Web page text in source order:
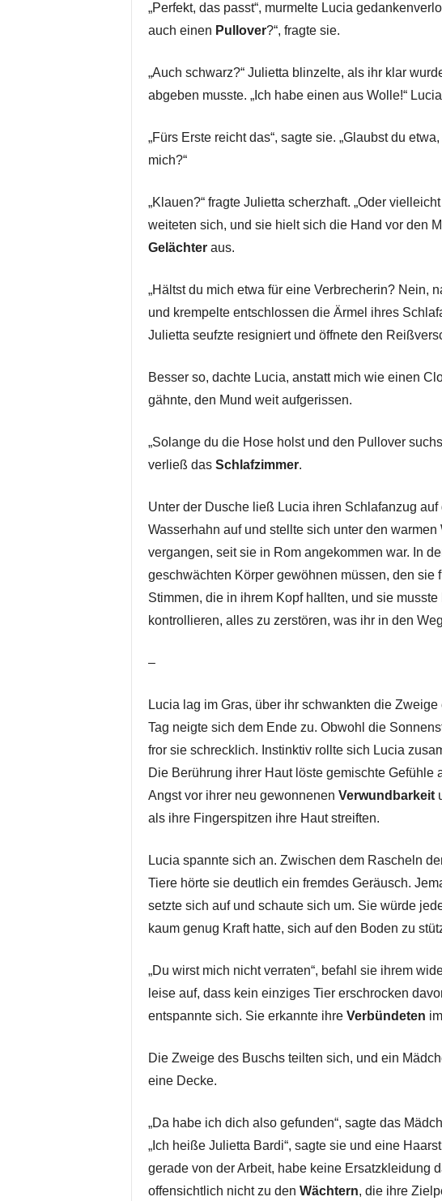
„Perfekt, das passt“, murmelte Lucia
auch einen Pullover?“, fragte sie.
„Auch schwarz?“ Julietta blinzelte, als ihr klar
abgeben musste. „Ich habe einen aus Wolle!“
„Fürs Erste reicht das“, sagte sie. „Glaubst du
mich?“
„Klauen?“ fragte Julietta scherzhaft. „Oder
weiteten sich, und sie hielt sich die Hand vor den
Gelächteraus.
„Hältst du mich etwa für eine Verbrecherin? Nein,
und krempelte entschlossen die Ärmel ihres
Julietta seufzte resigniert und öffnete den
Besser so, dachte Lucia, anstatt mich wie einen
gähnte, den Mund weit aufgerissen.
„Solange du die Hose holst und den Pullover
verließ das Schlafzimmer.
Unter der Dusche ließ Lucia ihren Schlafanzug
Wasserhahn auf und stellte sich unter den
vergangen, seit sie in Rom angekommen war. In
geschwächten Körper gewöhnen müssen, den sie
Stimmen, die in ihrem Kopf hallten, und sie
kontrollieren, alles zu zerstören, was ihr in den
–
Lucia lag im Gras, über ihr schwankten die
Tag neigte sich dem Ende zu. Obwohl die
fror sie schrecklich. Instinktiv rollte sich Lucia
Die Berührung ihrer Haut löste gemischte Gefühle
Angst vor ihrer neu gewonnenen Verwundbarkeit
als ihre Fingerspitzen ihre Haut streiften.
Lucia spannte sich an. Zwischen dem Rascheln
Tiere hörte sie deutlich ein fremdes Geräusch.
setzte sich auf und schaute sich um. Sie würde
kaum genug Kraft hatte, sich auf den Boden zu
„Du wirst mich nicht verraten“, befahl sie ihrem
leise auf, dass kein einziges Tier erschrocken
entspannte sich. Sie erkannte ihre Verbündeten
Die Zweige des Buschs teilten sich, und ein
eine Decke.
„Da habe ich dich also gefunden“, sagte das
„Ich heiße Julietta Bardi“, sagte sie und eine
gerade von der Arbeit, habe keine Ersatzkleidung
offensichtlich nicht zu den Wächtern, die ihre